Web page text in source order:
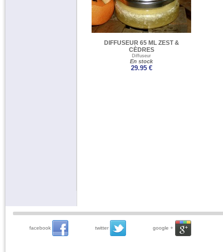
DIFFUSEUR 65 ML ZEST &
CÈDRES
Diffuseur
En stock
29.95 €
facebook twitter google +